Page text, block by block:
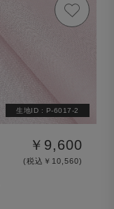
生地ID : P-6017-2
￥9,600
(税込￥10,560)